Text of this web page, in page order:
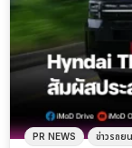
PR NEWS ข่าวรถย